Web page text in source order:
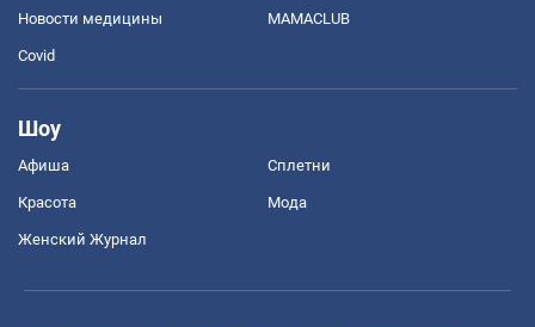
Новости медицины MAMACLUB
Covid
Шоу
Афиша Сплетни
Красота Мода
Женский Журнал